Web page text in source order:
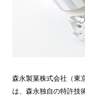
森永製菓株式会社（東
は、森永独自の特許技